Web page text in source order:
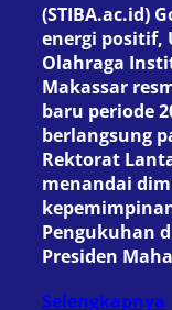
(STIBA.ac.id)
energi positif,
Olahraga
Makassar
baru periode
berlangsung
Rektorat
menandai
Pengukuhan
Presiden
Selengkapnya